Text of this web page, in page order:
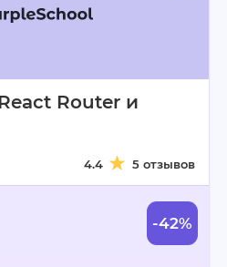
Router и
4.4 5 отзывов
-42%